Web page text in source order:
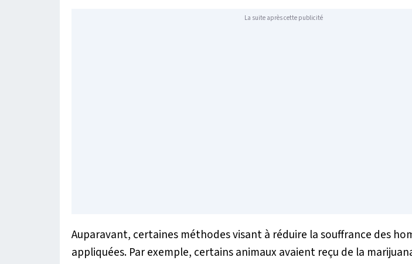
La suite après cette publicité
Auparavant, certaines méthodes visant à réduire la souffrance des
appliquées. Par exemple, certains animaux avaient reçu de la